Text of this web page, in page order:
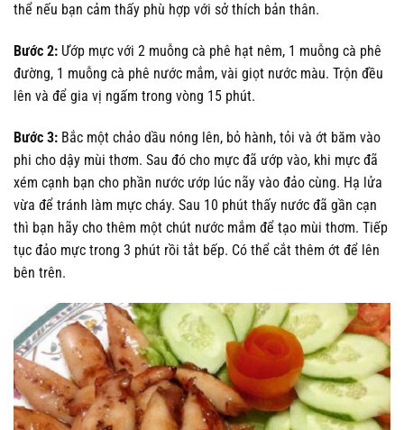
thể nếu bạn cảm thấy phù hợp với sở thích bản thân.
Bước 2: Ướp mực với 2 muỗng cà phê hạt nêm, 1 muỗng cà phê
đường, 1 muỗng cà phê nước mắm, vài giọt nước màu. Trộn đều
lên và để gia vị ngấm trong vòng 15 phút.
Bước 3: Bắc một chảo dầu nóng lên, bỏ hành, tỏi và ớt băm vào
phi cho dậy mùi thơm. Sau đó cho mực đã ướp vào, khi mực đã
xém cạnh bạn cho phần nước ướp lúc nãy vào đảo cùng. Hạ lửa
vừa để tránh làm mực cháy. Sau 10 phút thấy nước đã gần cạn
thì bạn hãy cho thêm một chút nước mắm để tạo mùi thơm. Tiếp
tục đảo mực trong 3 phút rồi tắt bếp. Có thể cắt thêm ớt để lên
bên trên.